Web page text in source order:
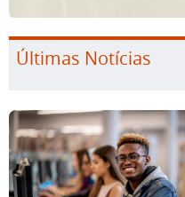
Últimas Notícias